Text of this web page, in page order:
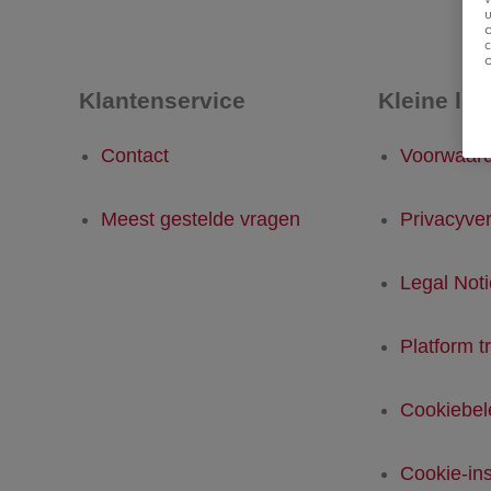
Klantenservice
Contact
Meest gestelde vragen
Kleine
Legal
Platform
Cookie-